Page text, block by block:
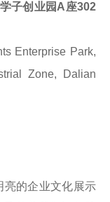
子创业园A座302
Enterprise Park,
Zone, Dalian
亮的企业文化展示